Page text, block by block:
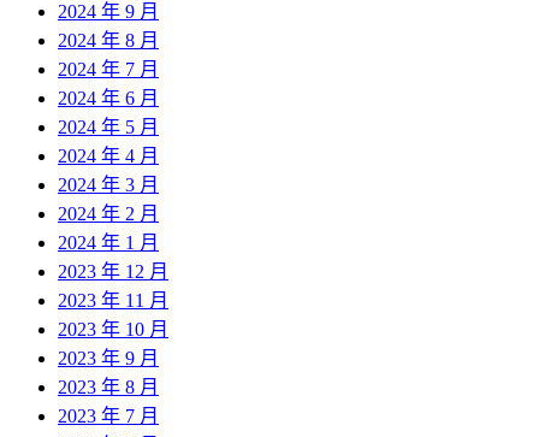
2024 年 9 月
2024 年 8 月
2024 年 7 月
2024 年 6 月
2024 年 5 月
2024 年 4 月
2024 年 3 月
2024 年 2 月
2024 年 1 月
2023 年 12 月
2023 年 11 月
2023 年 10 月
2023 年 9 月
2023 年 8 月
2023 年 7 月